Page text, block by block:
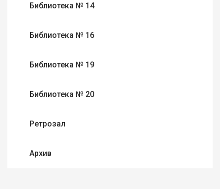
Библиотека № 14
Библиотека № 16
Библиотека № 19
Библиотека № 20
Ретрозал
Архив